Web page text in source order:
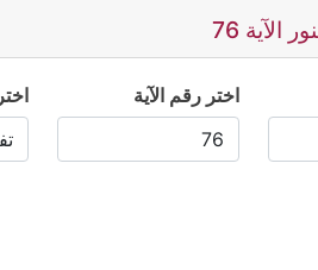
76
اختر رقم الآية